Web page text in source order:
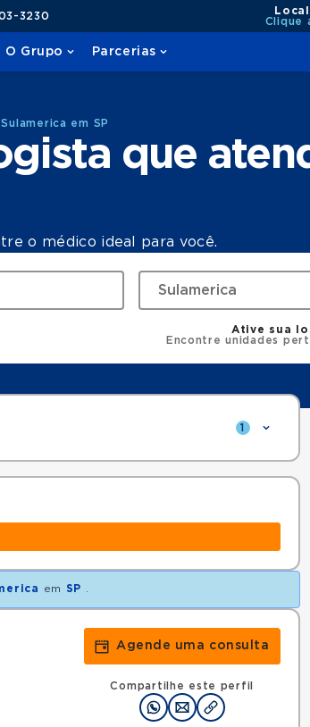
3230
Clique
O Grupo Parcerias
em SP
que
o médico ideal para você.
Ative sua
Encontre unidades
1
em SP
Agende uma consulta
Compartilhe este perfil